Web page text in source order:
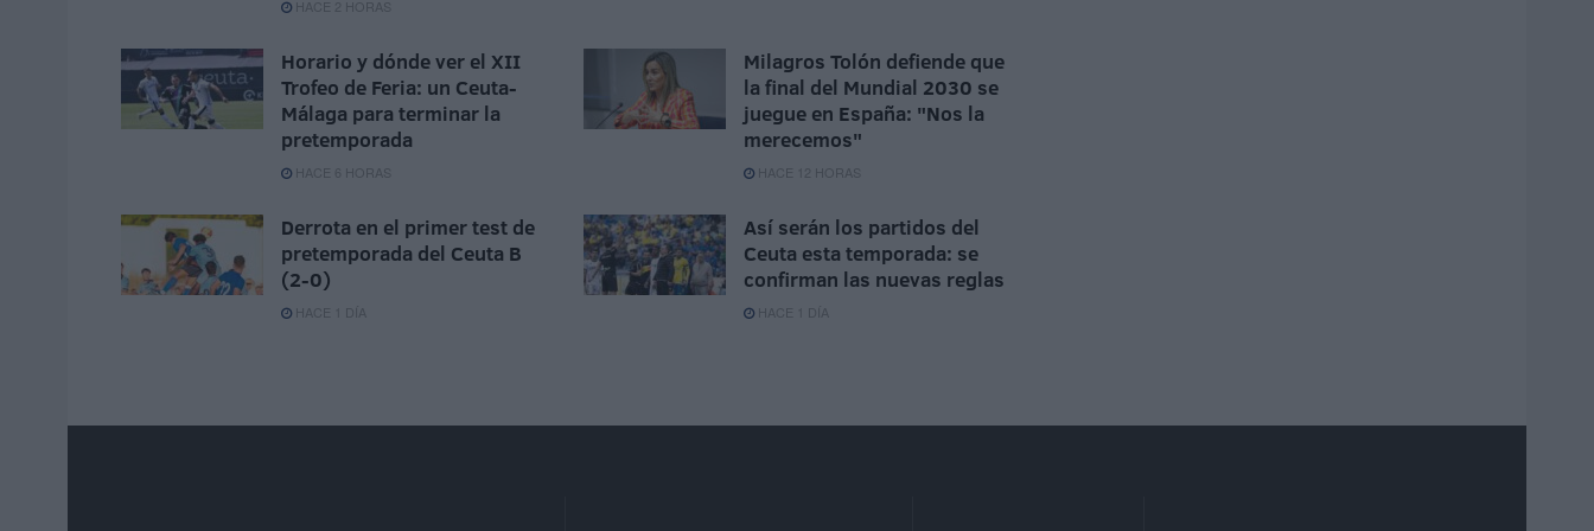
HACE 2 HORAS
Horario y dónde ver el XII
Trofeo de Feria: un Ceuta-
Málaga para terminar la
pretemporada
HACE 6 HORAS
Milagros Tolón defiende que
la final del Mundial 2030 se
juegue en España: "Nos la
merecemos"
HACE 12 HORAS
Derrota en el primer test de
pretemporada del Ceuta B
(2-0)
HACE 1 DÍA
Así serán los partidos del
Ceuta esta temporada: se
confirman las nuevas reglas
HACE 1 DÍA